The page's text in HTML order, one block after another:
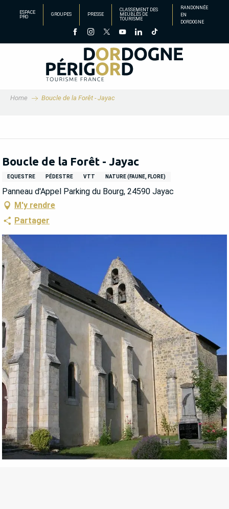
principal
ESPACE
PRO
GROUPES PRESSE
CLASSEMENT DES
MEUBLÉS DE
TOURISME
RANDONNÉE
EN
DORDOGNE
Home Boucle de la Forêt - Jayac
Boucle de la Forêt - Jayac
EQUESTRE PÉDESTRE VTT NATURE (FAUNE, FLORE)
Panneau d'Appel Parking du Bourg, 24590 Jayac
M'y rendre
Partager